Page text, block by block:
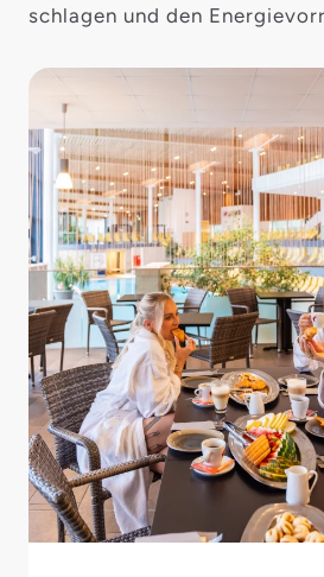
schlagen und den